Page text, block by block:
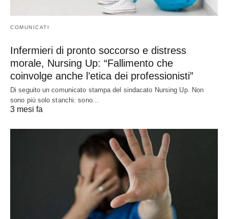
COMUNICATI
Infermieri di pronto soccorso e distress
morale, Nursing Up: “Fallimento che
coinvolge anche l’etica dei professionisti”
Di seguito un comunicato stampa del sindacato Nursing Up. Non
sono più solo stanchi: sono…
3 mesi fa